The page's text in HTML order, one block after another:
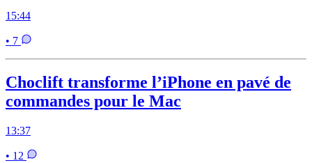
15:44
• 7
Choclift transforme l’iPhone en pavé de
commandes pour le Mac
13:37
• 12